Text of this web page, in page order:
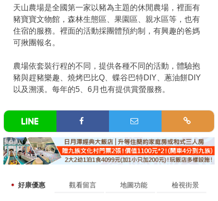
天山農場是全國第一家以豬為主題的休閒農場，裡面有
豬寶寶文物館，森林生態區、果園區、親水區等，也有
住宿的服務。裡面的活動採團體預約制，有興趣的爸媽
可揪團報名。
農場依套裝行程的不同，提供各種不同的活動，體驗抱
豬與趕豬樂趣、燒烤巴比Q、蝶谷巴特DIY、蔥油餅DIY
以及溯溪。每年的5、6月也有提供賞螢服務。
好康優惠 觀看留言 地圖功能 檢視街景